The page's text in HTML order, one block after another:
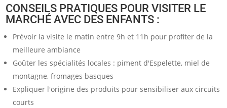
CONSEILS PRATIQUES POUR VISITER LE
MARCHÉ AVEC DES ENFANTS :
Prévoir la visite le matin entre 9h et 11h pour profiter de la
meilleure ambiance
Goûter les spécialités locales : piment d'Espelette, miel de
montagne, fromages basques
Expliquer l'origine des produits pour sensibiliser aux circuits
courts